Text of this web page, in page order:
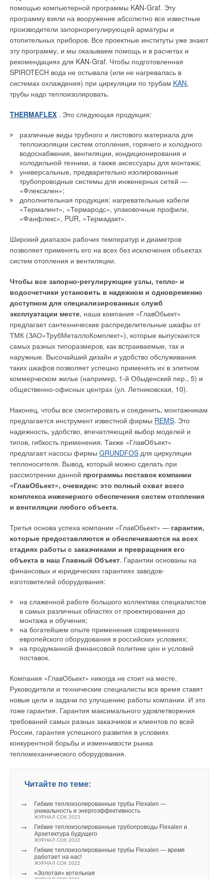
помощью компьютерной программы KAN-Graf. Эту
программу взяли на вооружение абсолютно все известные
производители запорнорегулирующей арматуры и
отопительных приборов. Все проектные институты уже знают
эту программу, и мы оказываем помощь и в расчетах и
рекомендациях для KAN-Graf. Чтобы подготовленная
SPIROTECH вода не остывала (или не нагревалась в
системах охлаждения) при циркуляции по трубам KAN,
трубы надо теплоизолировать.
THERMAFLEX . Это следующая продукция:
различные виды трубного и листового материала для
теплоизоляции систем отопления, горячего и холодного
водоснабжения, вентиляции, кондиционирования и
холодильной техники, а также аксессуары для монтажа;
универсальные, предварительно изолированные
трубопроводные системы для инженерных сетей —
«Флексален»;
дополнительная продукция: нагревательные кабели
«Термалинт», «Термародс», упаковочные профили,
«Фанфлекс», PUR, «Термадакт».
Широкий диапазон рабочих температур и диаметров
позволяет применять его на всех без исключения объектах
систем отопления и вентиляции.
Чтобы все запорно-регулирующие узлы, тепло- и
водосчетчики установить в надежном и одновременно
доступном для специализированных служб
эксплуатации месте, наша компания «ГлавОбьект»
предлагает сантехнические распределительные шкафы от
ТМК (ЗАО«ТрубМеталлоКомплект»), которые выпускаются
самых разных типоразмеров, как встраиваемые, так и
наружные. Высочайший дизайн и удобство обслуживания
таких шкафов позволяет успешно применять их в элитном
коммерческом жилье (например, 1-й Обыденский пер., 5) и
общественно-офисных центрах (ул. Летниковская, 10).
Наконец, чтобы все смонтировать и соединить, монтажникам
предлагается инструмент известной фирмы REMS. Это
надежность, удобство, впечатляющий выбор моделей и
типов, гибкость применения. Также «ГлавОбъект»
предлагает насосы фирмы GRUNDFOS для циркуляции
теплоносителя. Вывод, который можно сделать при
рассмотрении данной программы поставок компании
«ГлавОбьект», очевиден: это полный охват всего
комплекса инженерного обеспечения систем отопления
и вентиляции любого объекта.
Третья основа успеха компании «ГлавОбьект» — гарантии,
которые предоставляются и обеспечиваются на всех
стадиях работы с заказчиками и превращения его
объекта в наш Главный Объект. Гарантии основаны на
финансовых и юридических гарантиях заводов-
изготовителей оборудования:
на слаженной работе большого коллектива специалистов
в самых различных областях от проектирования до
монтажа и обучения;
на богатейшем опыте применения современного
европейского оборудования в российских условиях;
на продуманной финансовой политике цен и условий
поставок.
Компания «ГлавОбьект» никогда не стоит на месте.
Руководители и технические специалисты все время ставят
новые цели и задачи по улучшению работы компании. И это
тоже гарантия. Гарантия максимального удовлетворения
требований самых разных заказчиков и клиентов по всей
России, гарантия успешного развития в условиях
конкурентной борьбы и изменчивости рынка
тепломеханического оборудования.
Читайте по теме:
→
Гибкие теплоизолированные трубы Flexalen —
уникальность и энергоэффективность
ЖУРНАЛ СОК 2023
→
Гибкие теплоизолированные трубопроводы Flexalen и
Архитектура будущего
ЖУРНАЛ СОК 2022
→
Гибкие теплоизолированные трубы Flexalen — время
работает на нас!
ЖУРНАЛ СОК 2022
→ «Золотая» котельная
бактерий, образуются в процессе анаэробного кислотного
сбраживания органических веществ сточной воды.
Образование ЛЖК в анаэробных условиях идет значительно
медленнее, чем их потребление фосфорными бактериями.
Общая скорость двухстадийного процесса:
ОВ –брожение–> ЛЖК –брожение–> РНВ
определяется скоростью 1-й реакции. Поэтому требуется
системе биологической очистки, чтобы обеспечить развитие
Объем анаэробной зоны можно существенно сократить
двумя способами:
❏ выполнить сбраживания ОВ до ЛЖК еще до подачи
сточных вод в аэротенк;
❏ интенсифицировать процесс кислотного сбраживания в
аэротенке.
По первому способу сбраживание надо проводить в
специально реконструированных первичных отстойниках с
выдерживанием в них первичного осадка в течение не менее
менее 3–5%. Осадок необходимо периодически
циркулировать (4–7 раз в сутки) путем перекачки на вход
отстойника с разбавлением очищенной сточной водой (с
выхода вторичных отстойников). Так как уплотнение осадка
угнетает процесс его брожения, концентрация сырого осадка
должна поддерживаться на уровне 10–20 г/л [1].
Чтобы обеспечить все эти условия на большинстве
существующих первичных отстойниках, требуется серьезная
предварительная технологическая проработка с
последующей разработкой технических решений и проекта
кислотного сбраживания в аэротенке — лежит в основе
новой технологии биологической очистки городских сточных
вод, разработанной в 2005 г. в Санкт-Петербурге [2]. По
данной технологии в бескислородных зонах (анаэробной и
аноксидной) аэротенка размещается плоскостная загрузка.
При размещении загрузки в анаэробной зоне на ней
развивается биопленка специфического микробного ценоза.
Биопленка, вырастающая на загрузке, содержит
преимущественно анаэробные гетеротрофные бактерии,
органическим веществам и обеспечивающие их быстрое
сбраживание. При этом, в сравнении с другими
технологиями биологической очистки от фосфора доля
бактерий в активном иле, способных производить кислотное
сбраживание органических веществ, уменьшается.
Соответственно, растет доля бактерий, участвующих в
сбраживания в анаэробной зоне вызывает увеличение
скорости нитрификации в аэробной зоне аэротенка в расчете
на 1 г активного ила.
В силу более высокой устойчивости прикрепленных
микроорганизмов к неблагоприятным воздействиям,
стоков, увеличивается стабильность процесса кислотного
сбраживания и уменьшается риск срыва процесса
биологической дефосфотации.
Таким образом, в целом повышается скорость и
стабильность биологических процессов очистки от фосфора
и азота, что позволяет существенно (в 1,2–1,5 раза)
повысить производительность аэротенка в сравнении,
существующих традиционных аэротенков, когда необходимо
дополнительных сооружений. Технологические схемы
биологической очистки разрабатываются для каждого
конкретного объекта на основе математического
моделирования с учетом характеристик поступающей
сточной воды, требования к качеству очищенных сточных
вод, а также конструктивных особенностей аэротенка,
подлежащего реконструкции [3, 4].
оборудования придается все большее значение
строителями, заказчиками и собственниками строящихся
объектов. Специалисты, заботящиеся о разумном
расходовании природных ресурсов и экономии средств на
эксплуатацию и обслуживание инженерных систем,
неизбежно приходят к выбору оптимальных решений,
основанных на передовых технологиях.
Вот почему можно с уверенностью говорить о реальной
регулированием в высотном строительстве.
Читайте по теме:
→
Текущая ситуация и тенденции на рынке насосного
оборудования в условиях санкций
ЖУРНАЛ СОК ИЮНЬ 2024
→
Конфигурируемые системы управления WILO и
цифровой подход к подбору
ЖУРНАЛ СОК АПРЕЛЬ 2023
→ Как выбрать насосную установку?
ЖУРНАЛ СОК ЯНВАРЬ 2023
противопожарного водоснабжения
ЖУРНАЛ СОК ОКТЯБРЬ 2022
→
Применение виброизолирующих вставок в насосных
станциях систем водоснабжения и канализации
Уведомления отключены
Комментарии
В этой теме еще нет комментариев
Ваше имя *
Ваш E-mail *